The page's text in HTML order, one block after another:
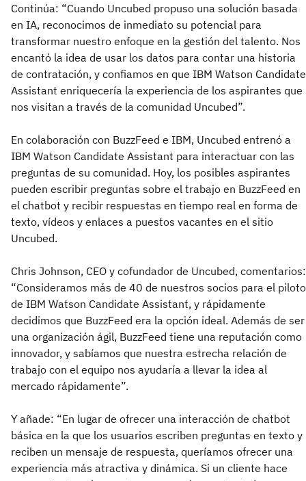
Continúa: “Cuando Uncubed propuso una solución basada
en IA, reconocimos de inmediato su potencial para
transformar nuestro enfoque en la gestión del talento. Nos
encantó la idea de usar los datos para contar una historia
de contratación, y confiamos en que IBM Watson Candidate
Assistant enriquecería la experiencia de los aspirantes que
nos visitan a través de la comunidad Uncubed”.
En colaboración con BuzzFeed e IBM, Uncubed entrenó a
IBM Watson Candidate Assistant para interactuar con las
preguntas de su comunidad. Hoy, los posibles aspirantes
pueden escribir preguntas sobre el trabajo en BuzzFeed en
el chatbot y recibir respuestas en tiempo real en forma de
texto, vídeos y enlaces a puestos vacantes en el sitio
Uncubed.
Chris Johnson, CEO y cofundador de Uncubed, comentarios:
“Consideramos más de 40 de nuestros socios para el piloto
de IBM Watson Candidate Assistant, y rápidamente
decidimos que BuzzFeed era la opción ideal. Además de ser
una organización ágil, BuzzFeed tiene una reputación como
innovador, y sabíamos que nuestra estrecha relación de
trabajo con el equipo nos ayudaría a llevar la idea al
mercado rápidamente”.
Y añade: “En lugar de ofrecer una interacción de chatbot
básica en la que los usuarios escriben preguntas en texto y
reciben un mensaje de respuesta, queríamos ofrecer una
experiencia más atractiva y dinámica. Si un cliente hace